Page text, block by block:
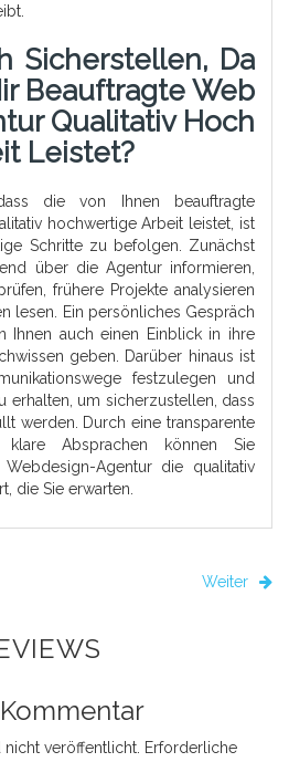
Sicherstellen, Da
Beauftragte Web
Qualitativ Hoch
Leistet?
die von Ihnen beauftragte
hochwertige Arbeit leistet, ist
Schritte zu befolgen. Zunächst
über die Agentur informieren,
frühere Projekte analysieren
lesen. Ein persönliches Gespräch
Ihnen auch einen Einblick in ihre
geben. Darüber hinaus ist
festzulegen und
erhalten, um sicherzustellen, dass
werden. Durch eine transparente
klare Absprachen können Sie
Agentur die qualitativ
die Sie erwarten.
Weiter
veröffentlicht. Erforderliche